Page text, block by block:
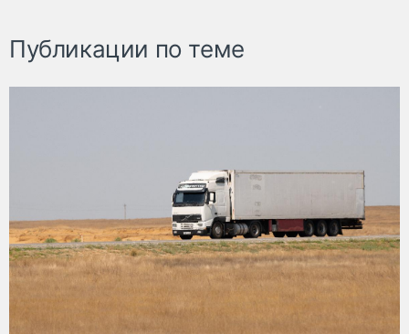
Публикации по теме